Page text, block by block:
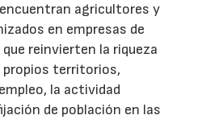
agricultores y
en empresas de
reinvierten la riqueza
propios territorios,
la actividad
de población en las